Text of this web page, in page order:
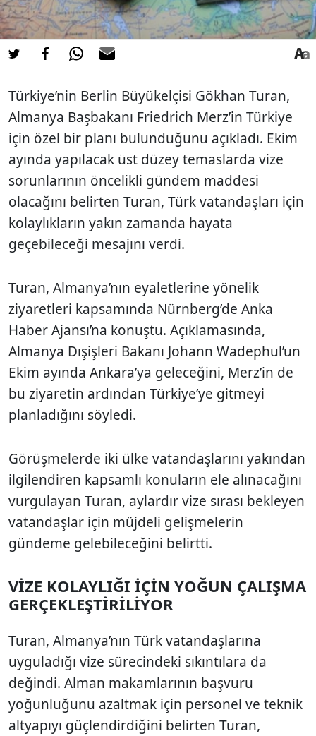
Türkiye’nin Berlin Büyükelçisi Gökhan Turan,
Almanya Başbakanı Friedrich Merz’in Türkiye
için özel bir planı bulunduğunu açıkladı. Ekim
ayında yapılacak üst düzey temaslarda vize
sorunlarının öncelikli gündem maddesi
olacağını belirten Turan, Türk vatandaşları için
kolaylıkların yakın zamanda hayata
geçebileceği mesajını verdi.
Turan, Almanya’nın eyaletlerine yönelik
ziyaretleri kapsamında Nürnberg’de Anka
Haber Ajansı’na konuştu. Açıklamasında,
Almanya Dışişleri Bakanı Johann Wadephul’un
Ekim ayında Ankara’ya geleceğini, Merz’in de
bu ziyaretin ardından Türkiye’ye gitmeyi
planladığını söyledi.
Görüşmelerde iki ülke vatandaşlarını yakından
ilgilendiren kapsamlı konuların ele alınacağını
vurgulayan Turan, aylardır vize sırası bekleyen
vatandaşlar için müjdeli gelişmelerin
gündeme gelebileceğini belirtti.
VİZE KOLAYLIĞI İÇİN YOĞUN ÇALIŞMA
GERÇEKLEŞTİRİLİYOR
Turan, Almanya’nın Türk vatandaşlarına
uyguladığı vize sürecindeki sıkıntılara da
değindi. Alman makamlarının başvuru
yoğunluğunu azaltmak için personel ve teknik
altyapıyı güçlendirdiğini belirten Turan,